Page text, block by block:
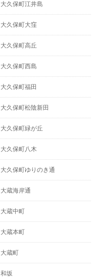
大久保町江井島
大久保町大窪
大久保町高丘
大久保町西島
大久保町福田
大久保町松陰新田
大久保町緑が丘
大久保町八木
大久保町ゆりのき通
大蔵海岸通
大蔵中町
大蔵本町
大蔵町
和坂